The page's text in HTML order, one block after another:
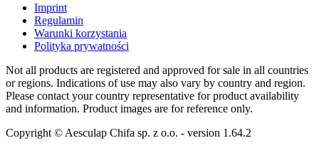
Imprint
Regulamin
Warunki korzystania
Polityka prywatności
Not all products are registered and approved for sale in all countries
or regions. Indications of use may also vary by country and region.
Please contact your country representative for product availability
and information. Product images are for reference only.
Copyright © Aesculap Chifa sp. z o.o. - version 1.64.2